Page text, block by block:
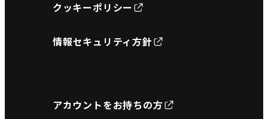
クッキーポリシー
情報セキュリティ方針
アカウントをお持ちの方